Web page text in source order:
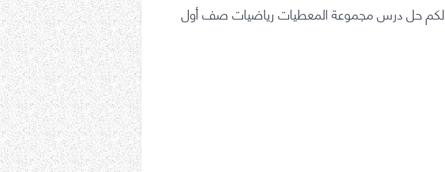
حل درس مجموعة المعطيات رياضيات صف أول